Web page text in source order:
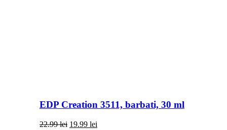
EDP Creation 3511, barbati, 30 ml
22.99lei Prețul
19.99 leiPrețul